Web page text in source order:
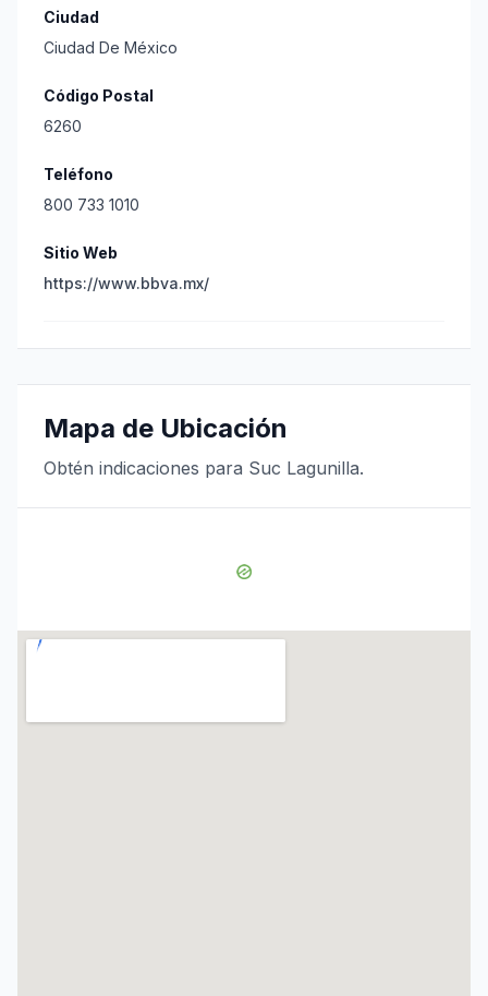
Ciudad
Ciudad De México
Código Postal
6260
Teléfono
800 733 1010
Sitio Web
https://www.bbva.mx/
Mapa de Ubicación
Obtén indicaciones para Suc Lagunilla.